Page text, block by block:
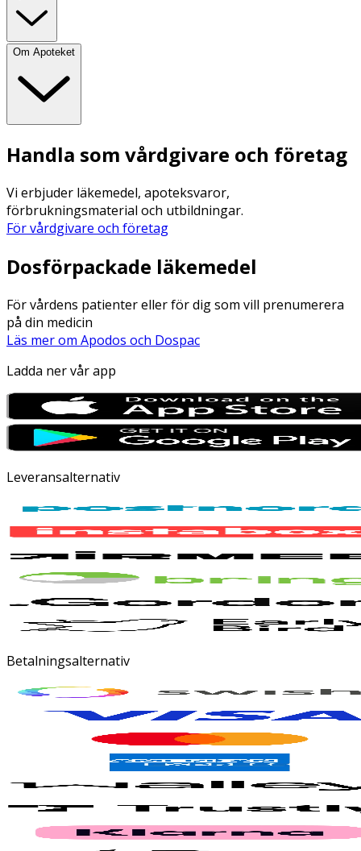
Om Apoteket
Handla som vårdgivare och företag
Vi erbjuder läkemedel, apoteksvaror,
förbrukningsmaterial och utbildningar.
För vårdgivare och företag
Dosförpackade läkemedel
För vårdens patienter eller för dig som vill prenumerera
på din medicin
Läs mer om Apodos och Dospac
Ladda ner vår app
Leveransalternativ
Betalningsalternativ